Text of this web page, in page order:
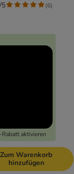
aktivieren
5 (6)
Zum Warenkorb
hinzufügen